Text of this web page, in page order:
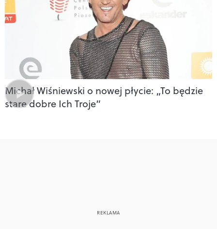
Michał Wiśniewski o nowej płycie: „To będzie
stare dobre Ich Troje”